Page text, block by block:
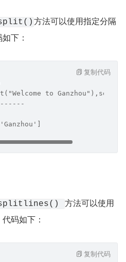
方法可以使用指定分隔
下：
to Ganzhou"),sep
复制代码
方法可以使用
码如下：
复制代码